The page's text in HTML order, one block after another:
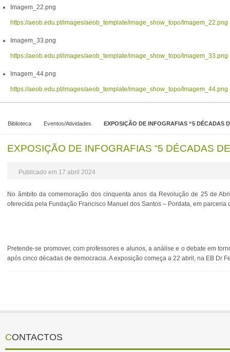
Imagem_22.png
https://aeob.edu.pt/images/aeob_template/image_show_topo/Imagem_22.png
Imagem_33.png
https://aeob.edu.pt/images/aeob_template/image_show_topo/Imagem_33.png
Imagem_44.png
https://aeob.edu.pt/images/aeob_template/image_show_topo/Imagem_44.png
Biblioteca Eventos/Atividades EXPOSIÇÃO DE INFOGRAFIAS “5 DÉCADAS
EXPOSIÇÃO DE INFOGRAFIAS “5 DÉCADAS
Publicado em 17 abril 2024
No âmbito da comemoração dos cinquenta anos da Revolução de 25 de
oferecida pela Fundação Francisco Manuel dos Santos – Pordata, em
Pretende-se promover, com professores e alunos, a análise e o debate em
após cinco décadas de democracia. A exposição começa a 22 abril, na EB Dr
CONTACTOS